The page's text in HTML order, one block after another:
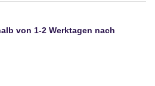
von 1-2 Werktagen nach